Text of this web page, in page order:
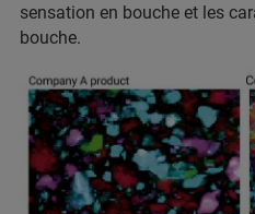
sensation en bouche et les
bouche.